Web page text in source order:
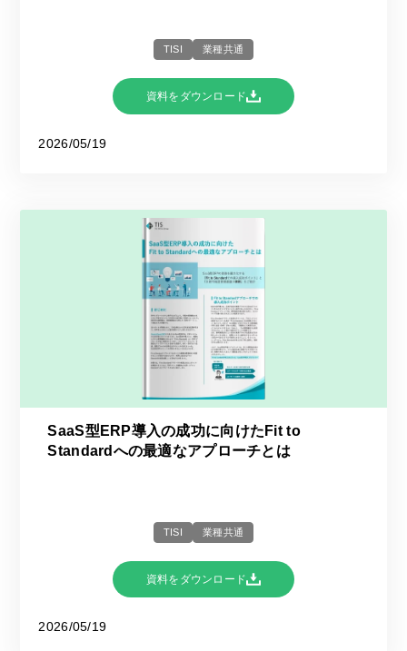
TISI 業種共通
資料をダウンロード
2026/05/19
SaaS型ERP導入の成功に向けたFit to
Standardへの最適なアプローチとは
TISI 業種共通
資料をダウンロード
2026/05/19